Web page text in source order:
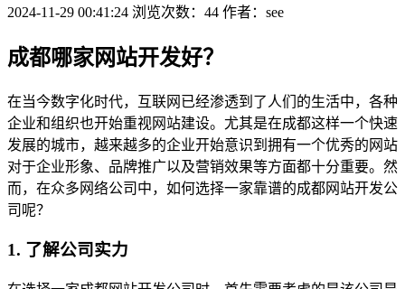
2024-11-29 00:41:24 浏览次数：44 作者：see
成都哪家网站开发好？
在当今数字化时代，互联网已经渗透到了人们的生活中，各种
企业和组织也开始重视网站建设。尤其是在成都这样一个快速
发展的城市，越来越多的企业开始意识到拥有一个优秀的网站
对于企业形象、品牌推广以及营销效果等方面都十分重要。然
而，在众多网络公司中，如何选择一家靠谱的成都网站开发公
司呢？
1. 了解公司实力